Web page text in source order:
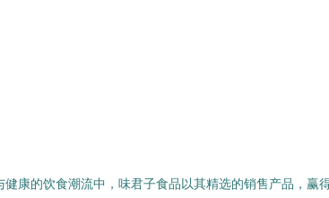
健康的饮食潮流中，味君子食品以其精选的销售产品，